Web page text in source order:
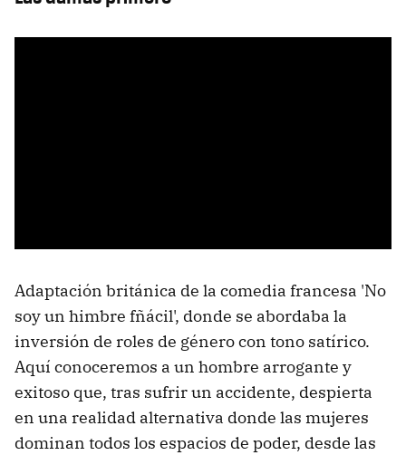
Adaptación británica de la comedia francesa 'No
soy un himbre fñácil', donde se abordaba la
inversión de roles de género con tono satírico.
Aquí conoceremos a un hombre arrogante y
exitoso que, tras sufrir un accidente, despierta
en una realidad alternativa donde las mujeres
dominan todos los espacios de poder, desde las